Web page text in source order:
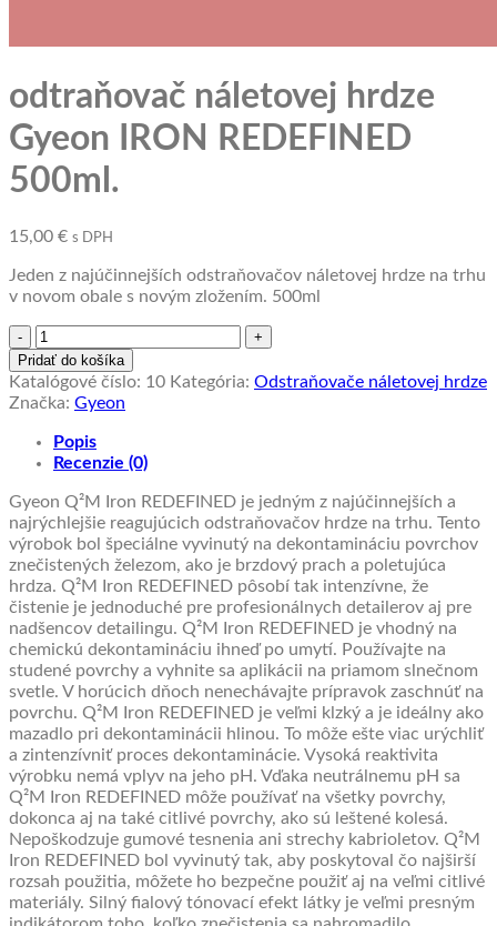
odtraňovač náletovej hrdze
Gyeon IRON REDEFINED
500ml.
15,00 € s DPH
Jeden z najúčinnejších odstraňovačov náletovej hrdze na trhu
v novom obale s novým zložením. 500ml
množstvo
odtraňovač
náletovej
hrdze
IRON
REDEFINED
Pridať do košíka
Katalógové číslo: 10 Kategória: Odstraňovače náletovej hrdze
Značka: Gyeon
Popis
Recenzie (0)
Gyeon Q²M Iron REDEFINED je jedným z najúčinnejších a
najrýchlejšie reagujúcich odstraňovačov hrdze na trhu. Tento
výrobok bol špeciálne vyvinutý na dekontamináciu povrchov
znečistených železom, ako je brzdový prach a poletujúca
hrdza. Q²M Iron REDEFINED pôsobí tak intenzívne, že
čistenie je jednoduché pre profesionálnych detailerov aj pre
nadšencov detailingu. Q²M Iron REDEFINED je vhodný na
chemickú dekontamináciu ihneď po umytí. Používajte na
studené povrchy a vyhnite sa aplikácii na priamom slnečnom
svetle. V horúcich dňoch nenechávajte prípravok zaschnúť na
povrchu. Q²M Iron REDEFINED je veľmi klzký a je ideálny ako
mazadlo pri dekontaminácii hlinou. To môže ešte viac urýchliť
a zintenzívniť proces dekontaminácie. Vysoká reaktivita
výrobku nemá vplyv na jeho pH. Vďaka neutrálnemu pH sa
Q²M Iron REDEFINED môže používať na všetky povrchy,
dokonca aj na také citlivé povrchy, ako sú leštené kolesá.
Nepoškodzuje gumové tesnenia ani strechy kabrioletov. Q²M
Iron REDEFINED bol vyvinutý tak, aby poskytoval čo najširší
rozsah použitia, môžete ho bezpečne použiť aj na veľmi citlivé
materiály. Silný fialový tónovací efekt látky je veľmi presným